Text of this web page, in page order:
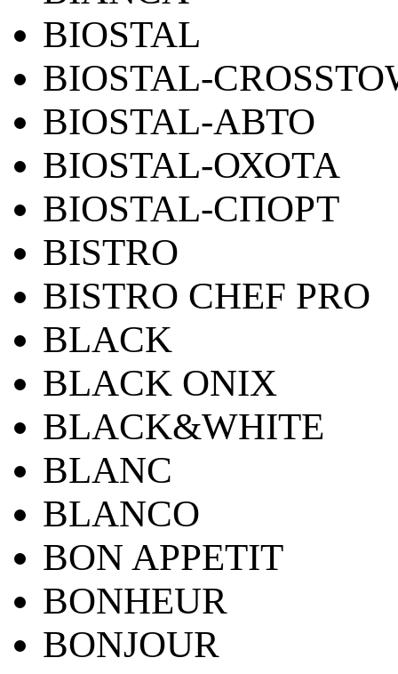
BIOSTAL
BIOSTAL-
BIOSTAL-АВТО
BIOSTAL-ОХОТА
BIOSTAL-СПОРТ
BISTRO
BISTRO CHEF PRO
BLACK
BLACK ONIX
BLACK&WHITE
BLANC
BLANCO
BON APPETIT
BONHEUR
BONJOUR